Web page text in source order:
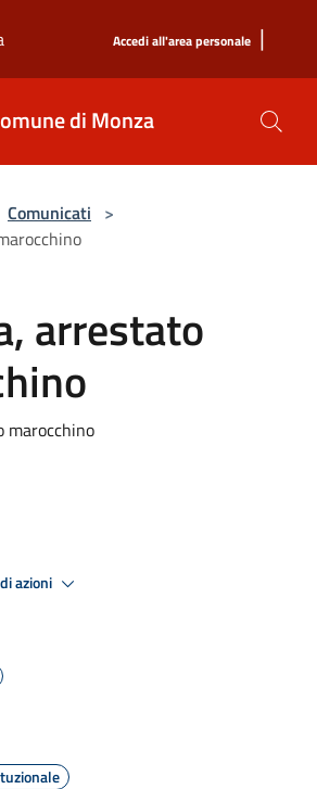
Accedi all'area personale |
di Monza
Comunicati >
arrestato
marocchino
azioni